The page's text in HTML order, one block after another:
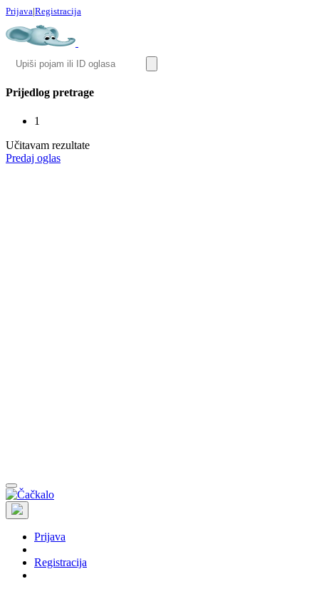
Prijava|Registracija
Prijedlog pretrage
1
Učitavam rezultate
Predaj oglas
Prijava
Registracija